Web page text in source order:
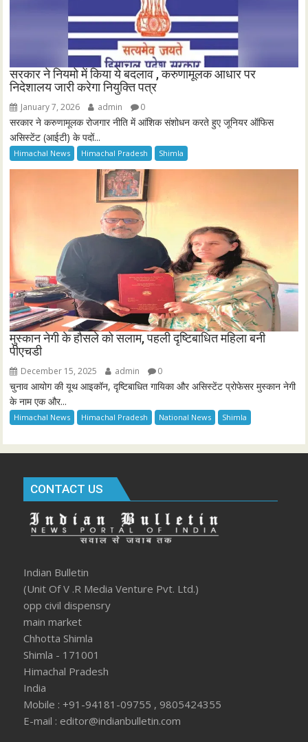
सरकार ने नियमो में किया ये बदलाव , करुणामूलक आधार पर
निदेशालय जारी करेगा नियुक्ति पत्र
January 7, 2026 admin 0
सरकार ने करुणामूलक रोजगार नीति में आंशिक संशोधन करते हुए जूनियर ऑफिस
असिस्टेंट (आईटी) के पदों...
Himachal News Himachal Pradesh Shimla
मुस्कान नेगी के हौसले को सलाम, पहली दृष्टिबाधित महिला बनी
पीएचडी
December 15, 2025 admin 0
चुनाव आयोग की यूथ आइकॉन, दृष्टिबाधित गायिका और असिस्टेंट प्रोफेसर मुस्कान नेगी
के नाम एक और...
Himachal News Himachal Pradesh National News Shimla
CONTACT US
Indian Bulletin
(Unit Of V .R Media Venture Pvt. Ltd.)
opp civil dispensry
main market
Chhotta Shimla
Shimla - 171001
Himachal Pradesh
India
Mobile : +91-94181-09755 , 9805424355
E-mail : editor@indianbulletin.com